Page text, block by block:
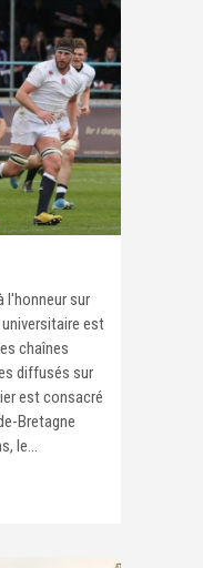
l'honneur sur
est
chaînes
diffusés sur
est consacré
Bretagne
le...